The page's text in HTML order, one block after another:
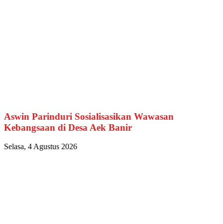
Aswin Parinduri Sosialisasikan Wawasan
Kebangsaan di Desa Aek Banir
Selasa, 4 Agustus 2026